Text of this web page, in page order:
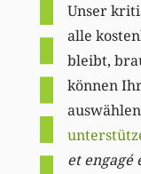
Unser
alle
bleibt,
können
et engagé